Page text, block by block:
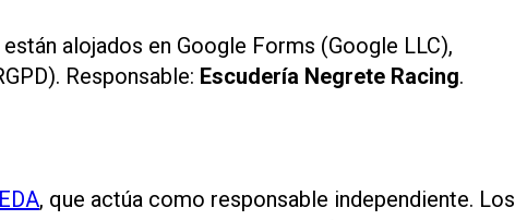
alojados en Google Forms (Google LLC),
Responsable: Escudería Negrete Racing.
, que actúa como responsable independiente. Los